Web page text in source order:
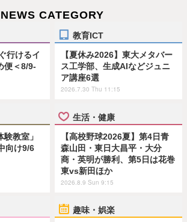
NEWS CATEGORY
行けるイ
便＜8/9-
教育ICT
【夏休み2026】東大メタバー
ス工学部、生成AIなどジュニ
ア講座6選
2026.7.30 Thu 11:15
教室」
向け9/6
生活・健康
【高校野球2026夏】第4日青
森山田・東日大昌平・大分
商・英明が勝利、第5日は花巻
東vs新田ほか
2026.8.9 Sun 9:15
趣味・娯楽